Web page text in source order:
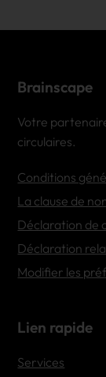
Brainscape
Votre
circulaires.
Conditions
La clause de
Déclaration de
Déclaration
Modifier les
Lien rapide
Services